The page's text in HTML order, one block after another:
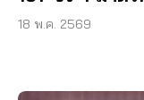
18 พ.ค. 2569